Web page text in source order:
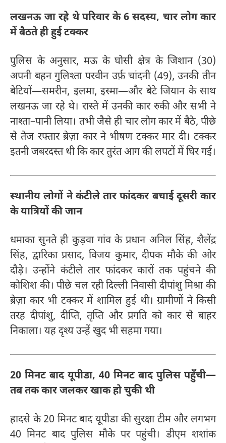
लखनऊ जा रहे थे परिवार के 6 सदस्य, चार लोग कार
में बैठते ही हुई टक्कर
पुलिस के अनुसार, मऊ के घोसी क्षेत्र के जिशान (30)
अपनी बहन गुलिश्ता परवीन उर्फ़ चांदनी (49), उनकी तीन
बेटियों—समरीन, इलमा, इस्मा—और बेटे जियान के साथ
लखनऊ जा रहे थे। रास्ते में उनकी कार रुकी और सभी ने
नाश्ता–पानी लिया। तभी जैसे ही चार लोग कार में बैठे, पीछे
से तेज रफ्तार ब्रेज़ा कार ने भीषण टक्कर मार दी। टक्कर
इतनी जबरदस्त थी कि कार तुरंत आग की लपटों में घिर गई।
स्थानीय लोगों ने कंटीले तार फांदकर बचाई दूसरी कार
के यात्रियों की जान
धमाका सुनते ही कुड़वा गांव के प्रधान अनिल सिंह, शैलेंद्र
सिंह, द्वारिका प्रसाद, विजय कुमार, दीपक मौके की ओर
दौड़े। उन्होंने कंटीले तार फांदकर कारों तक पहुंचने की
कोशिश की। पीछे चल रही दिल्ली निवासी दीपांशु मिश्रा की
ब्रेज़ा कार भी टक्कर में शामिल हुई थी। ग्रामीणों ने किसी
तरह दीपांशु, दीप्ति, तृप्ति और प्रगति को कार से बाहर
निकाला। यह दृश्य उन्हें खुद भी सहमा गया।
20 मिनट बाद यूपीडा, 40 मिनट बाद पुलिस पहुँची—
तब तक कार जलकर खाक हो चुकी थी
हादसे के 20 मिनट बाद यूपीडा की सुरक्षा टीम और लगभग
40 मिनट बाद पुलिस मौके पर पहुंची। डीएम शशांक